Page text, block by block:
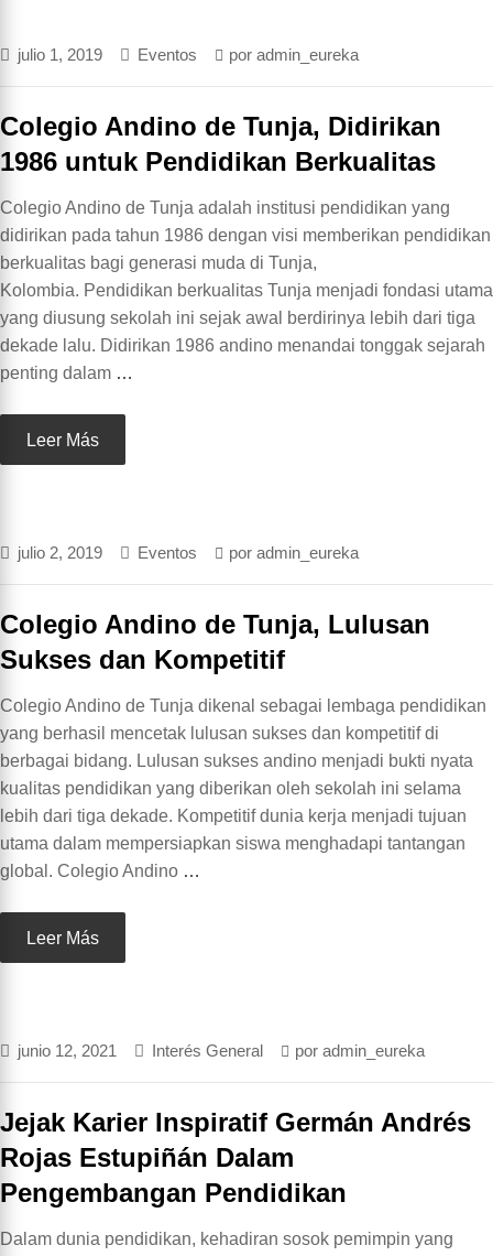
julio 1, 2019 Eventos por admin_eureka
Colegio Andino de Tunja, Didirikan
1986 untuk Pendidikan Berkualitas
Colegio Andino de Tunja adalah institusi pendidikan yang
didirikan pada tahun 1986 dengan visi memberikan pendidikan
berkualitas bagi generasi muda di Tunja,
Kolombia. Pendidikan berkualitas Tunja menjadi fondasi utama
yang diusung sekolah ini sejak awal berdirinya lebih dari tiga
dekade lalu. Didirikan 1986 andino menandai tonggak sejarah
penting dalam …
Leer Más
julio 2, 2019 Eventos por admin_eureka
Colegio Andino de Tunja, Lulusan
Sukses dan Kompetitif
Colegio Andino de Tunja dikenal sebagai lembaga pendidikan
yang berhasil mencetak lulusan sukses dan kompetitif di
berbagai bidang. Lulusan sukses andino menjadi bukti nyata
kualitas pendidikan yang diberikan oleh sekolah ini selama
lebih dari tiga dekade. Kompetitif dunia kerja menjadi tujuan
utama dalam mempersiapkan siswa menghadapi tantangan
global. Colegio Andino …
Leer Más
junio 12, 2021 Interés General por admin_eureka
Jejak Karier Inspiratif Germán Andrés
Rojas Estupiñán Dalam
Pengembangan Pendidikan
Dalam dunia pendidikan, kehadiran sosok pemimpin yang